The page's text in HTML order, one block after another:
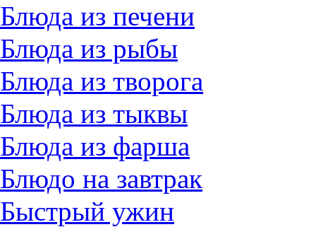
Блюда из печени
Блюда из рыбы
Блюда из творога
Блюда из тыквы
Блюда из фарша
Блюдо на завтрак
Быстрый ужин